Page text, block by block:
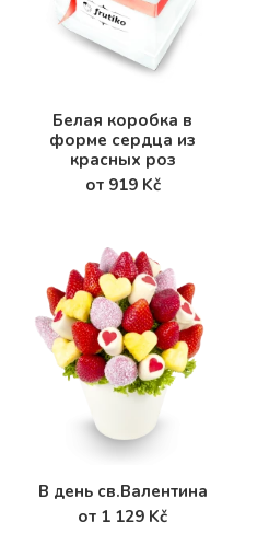
Белая коробка в
форме сердца из
красных роз
от 919 Kč
В день св.Валентина
от 1 129 Kč